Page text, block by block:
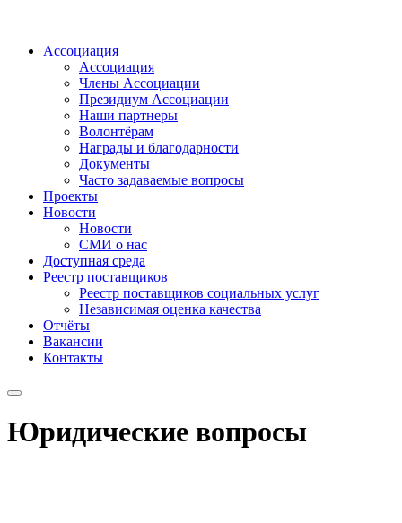
Ассоциация
Ассоциация
Члены Ассоциации
Президиум Ассоциации
Наши партнеры
Волонтёрам
Награды и благодарности
Документы
Часто задаваемые вопросы
Проекты
Новости
Новости
СМИ о нас
Доступная среда
Реестр поставщиков
Реестр поставщиков социальных услуг
Независимая оценка качества
Отчёты
Вакансии
Контакты
Юридические вопросы